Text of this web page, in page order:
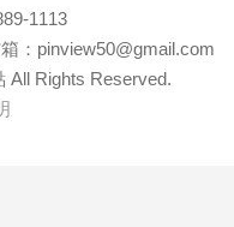
1113
：pinview50@gmail.com
All Rights Reserved.